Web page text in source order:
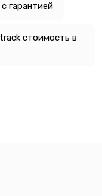
гарантией
стоимость в